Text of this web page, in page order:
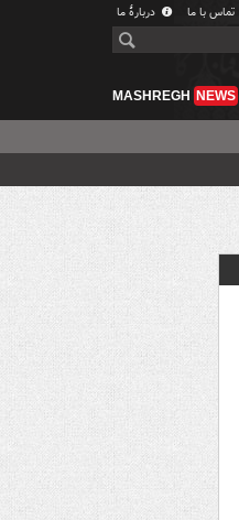
تماس با ما دربارهٔ ما
MASHREGH NEWS